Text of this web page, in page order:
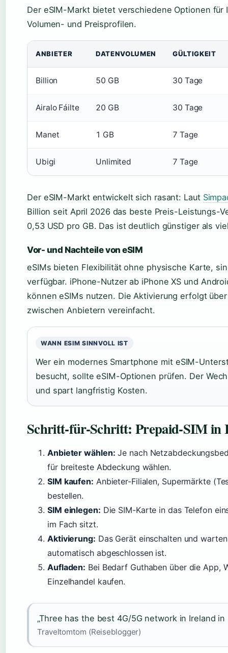
Der eSIM-Markt bietet verschiedene Optionen
Volumen- und Preisprofilen.
ANBIETER DATENVOLUMEN GÜLTIGKEIT
Billion 50 GB 30 Tage
Airalo Fáilte 20 GB 30 Tage
Manet 1 GB 7 Tage
Ubigi Unlimited 7 Tage
Der eSIM-Markt entwickelt sich rasant: Laut
Billion seit April 2026 das beste Preis-Leistungs-
0,53 USD pro GB. Das ist deutlich günstiger als
Vor- und Nachteile von eSIM
eSIMs bieten Flexibilität ohne physische Karte,
verfügbar. iPhone-Nutzer ab iPhone XS und
können eSIMs nutzen. Die Aktivierung erfolgt
zwischen Anbietern vereinfacht.
WANN ESIM SINNVOLL IST
Wer ein modernes Smartphone mit eSIM-
besucht, sollte eSIM-Optionen prüfen. Der
und spart langfristig Kosten.
Schritt-für-Schritt: Prepaid-SIM in
Anbieter wählen: Je nach
für breiteste Abdeckung wählen.
SIM kaufen: Anbieter-Filialen, Supermärkte
bestellen.
SIM einlegen: Die SIM-Karte in das Telefon
im Fach sitzt.
Aktivierung: Das Gerät einschalten und
automatisch abgeschlossen ist.
Aufladen: Bei Bedarf Guthaben über die App,
Einzelhandel kaufen.
„Three has the best 4G/5G network in Ireland
Traveltomtom (Reiseblogger)